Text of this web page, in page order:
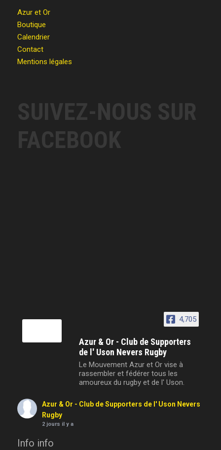
Azur et Or
Boutique
Calendrier
Contact
Mentions légales
SUIVEZ-NOUS SUR
FACEBOOK
4,705
Azur & Or - Club de Supporters
de l' Uson Nevers Rugby
Le Mouvement Azur et Or vise à
rassembler et fédérer tous les
amoureux du rugby et de l' Uson.
Azur & Or - Club de Supporters de l' Uson Nevers
Rugby
2 jours il y a
Info info